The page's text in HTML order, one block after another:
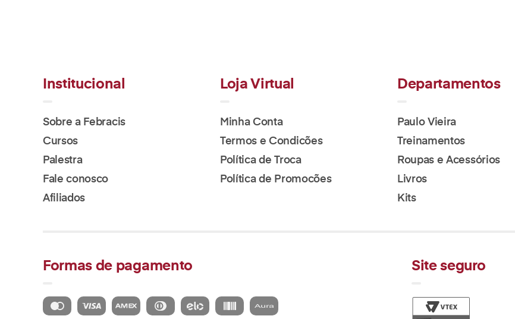
Institucional
Sobre a Febracis
Cursos
Palestra
Fale conosco
Afiliados
Loja Virtual
Minha Conta
Termos e Condicões
Política de Troca
Política de Promocões
Departamentos
Paulo Vieira
Treinamentos
Roupas e Acessórios
Livros
Kits
Formas de pagamento Site seguro